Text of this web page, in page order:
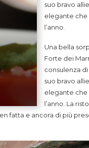
suo bravo
elegante
l’anno.
Una bella
Forte dei
consulenza
suo bravo
elegante
l’anno. La
fatta e ancora di più